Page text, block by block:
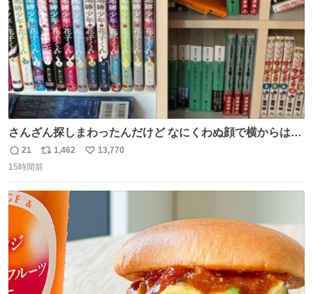
さんざん探しまわったんだけど なにくわぬ顔で横からはえ
てた
返
信
21
リ
ポ
ト
数
1,462
い
13,770
15時間前